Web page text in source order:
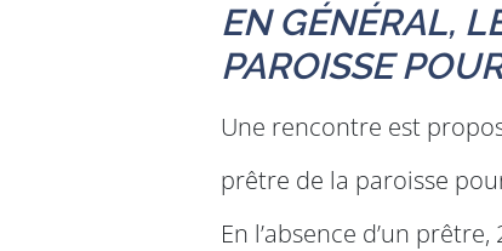
EN GÉNÉRAL,
PAROISSE
Une rencontre est
prêtre de la paroisse
En l’absence d’un